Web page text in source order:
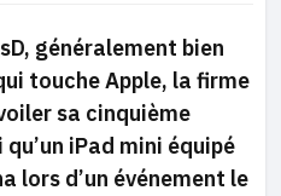
généralement bien
touche Apple, la firme
sa cinquième
iPad mini équipé
lors d’un événement le